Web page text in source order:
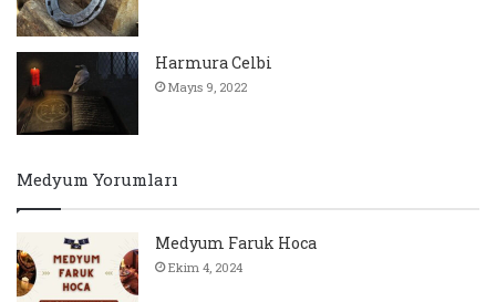
Harmura Celbi
Mayıs 9, 2022
Medyum Yorumları
Medyum Faruk Hoca
Ekim 4, 2024